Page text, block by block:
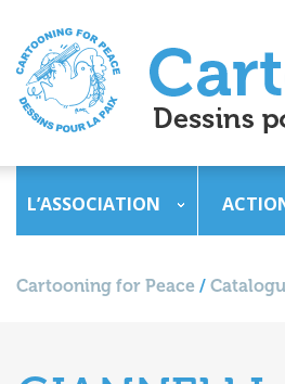
L’ASSOCIATION
Cartooning for Peace /